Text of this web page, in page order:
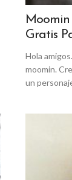
Gratis
Hola
moomin.
un